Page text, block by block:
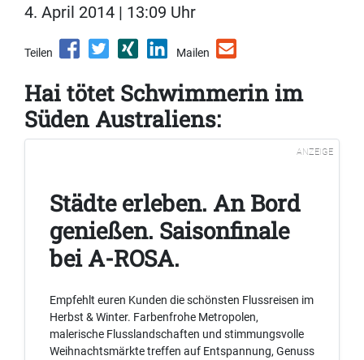
4. April 2014 | 13:09 Uhr
Teilen Mailen
Hai tötet Schwimmerin im
Süden Australiens:
ANZEIGE
Städte erleben. An Bord
genießen. Saisonfinale
bei A-ROSA.
Empfehlt euren Kunden die schönsten Flussreisen im
Herbst & Winter. Farbenfrohe Metropolen,
malerische Flusslandschaften und stimmungsvolle
Weihnachtsmärkte treffen auf Entspannung, Genuss